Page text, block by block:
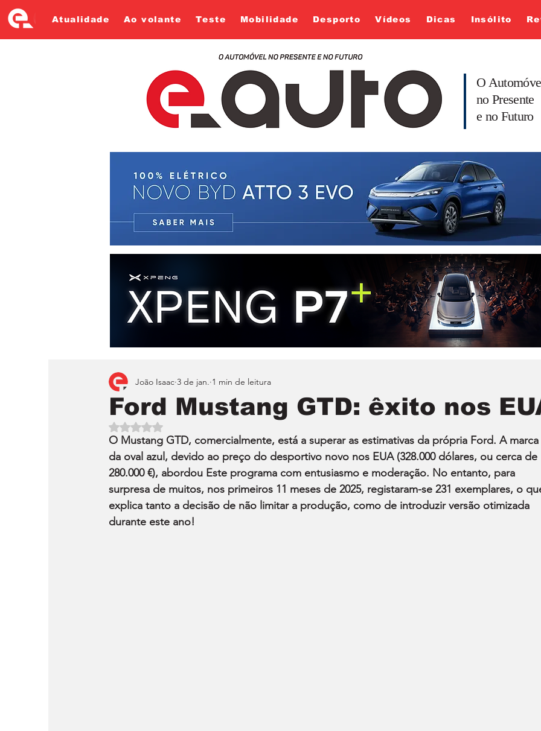
Atualidade Ao volante Teste Mobilidade Desporto Vídeos Dicas Insólito
O
no Presente
e no Futuro
Ford Mustang GTD: êxito nos
João Isaac 3 de jan. 1 min de leitura
Avaliado com NaN de 5 estrelas.
O Mustang GTD, comercialmente, está a superar as estimativas da própria Ford. A marca
da oval azul, devido ao preço do desportivo novo nos EUA (328.000 dólares, ou cerca de
280.000 €), abordou Este programa com entusiasmo e moderação. No entanto, para
surpresa de muitos, nos primeiros 11 meses de 2025, registaram-se 231 exemplares, o
explica tanto a decisão de não limitar a produção, como de introduzir versão otimizada
durante este ano!